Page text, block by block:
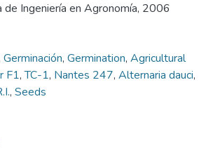
de Ingeniería en Agronomía, 2006
Germinación, Germination, Agricultural
F1,TC-1, Nantes 247, Alternaria dauci,
, Seeds